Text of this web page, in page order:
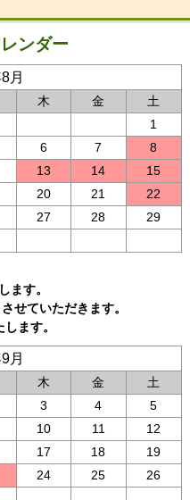
ンダー
月
木 金
土
1
6 7
8
13 14
15
20 21
22
27 28
29
ます。
せていただきます。
ます。
月
木 金
土
3 4
5
10 11
12
17 18
19
24 25
26